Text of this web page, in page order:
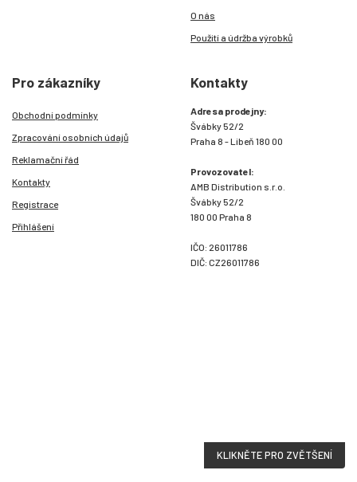
O nás
Použití a údržba výrobků
Pro zákazníky
Obchodní podmínky
Zpracování osobních údajů
Reklamační řád
Kontakty
Registrace
Přihlášení
Kontakty
Adresa prodejny:
Švábky 52/2
Praha 8 - Libeň 180 00
Provozovatel:
AMB Distribution s.r.o.
Švábky 52/2
180 00 Praha 8
IČO: 26011786
DIČ: CZ26011786
KLIKNĚTE PRO ZVĚTŠENÍ